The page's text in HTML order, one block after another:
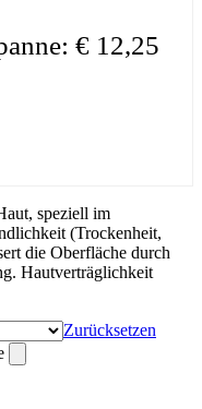
€ 12,25
speziell im
(Trockenheit,
die Oberfläche durch
Hautverträglichkeit
Zurücksetzen